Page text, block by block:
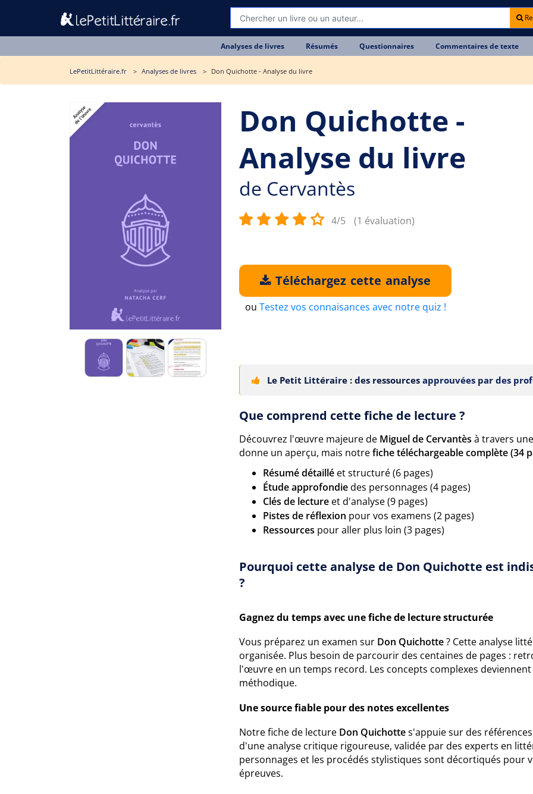
Analyses de livres Résumés Questionnaires Commentaires de texte
LePetitLittéraire.fr Analyses de livres Don Quichotte - Analyse du livre
Don Quichotte -
Analyse du livre
de Cervantès
4/5 (1 évaluation)
Téléchargez cette analyse
ou Testez vos connaisances avec notre quiz !
Le Petit Littéraire : des ressources approuvées par des
Que comprend cette fiche de lecture ?
Découvrez l'œuvre majeure de Miguel de Cervantès à travers
donne un aperçu, mais notrefiche téléchargeable complète (34
Résumé détaillé et structuré (6 pages)
Étude approfondiedes personnages (4 pages)
Clés de lecture et d'analyse (9 pages)
Pistes de réflexion pour vos examens (2 pages)
Ressources pour aller plus loin (3 pages)
Pourquoi cette analyse de Don Quichotte est
?
Gagnez du temps avec une fiche de lecture structurée
Vous préparez un examen sur Don Quichotte? Cette analyse
organisée. Plus besoin de parcourir des centaines de pages :
l'œuvre en un temps record. Les concepts complexes
méthodique.
Une source fiable pour des notes excellentes
Notre fiche de lecture Don Quichottes'appuie sur des
d'une analyse critique rigoureuse, validée par des experts en
personnages et les procédés stylistiques sont décortiqués pour
épreuves.